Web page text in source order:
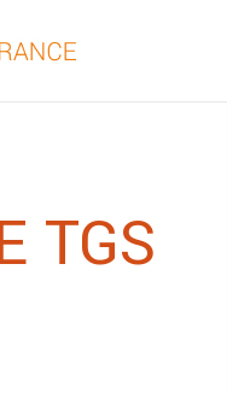
TGS